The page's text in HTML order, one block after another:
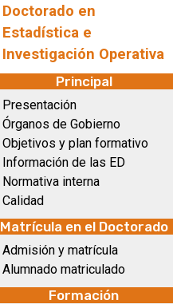
Doctorado en
Estadística e
Investigación Operativa
Principal
Presentación
Órganos de Gobierno
Objetivos y plan formativo
Información de las ED
Normativa interna
Calidad
Matrícula en el Doctorado
Admisión y matrícula
Alumnado matriculado
Formación